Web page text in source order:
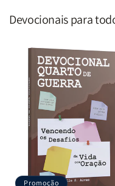
Devocionais para
Promoção